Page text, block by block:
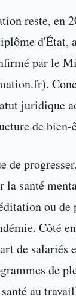
reste, en
d'État,
par le
juridique
de bien-
de
santé
ou de
Côté
de salariés
de
au